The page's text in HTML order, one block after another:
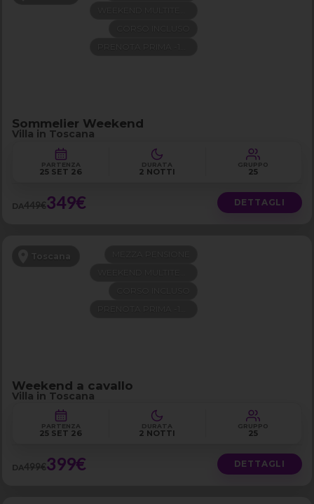
Sommelier Weekend
Villa in Toscana
PARTENZA
25 SET 26
DURATA
2 NOTTI
GRUPPO
25
DA449€349€ DETTAGLI
Toscana
Weekend a cavallo
Villa in Toscana
PARTENZA
25 SET 26
DURATA
2 NOTTI
GRUPPO
25
DA499€399€ DETTAGLI